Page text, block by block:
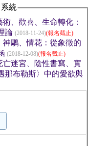
系統
、歡喜、生命轉化：
論 (2018-11-24)(報名截止)
神鵰、情花：從象徵的
(2018-12-08)(報名截止)
亡迷宮、陰性書寫、實
那布勒斯〉中的愛欲與